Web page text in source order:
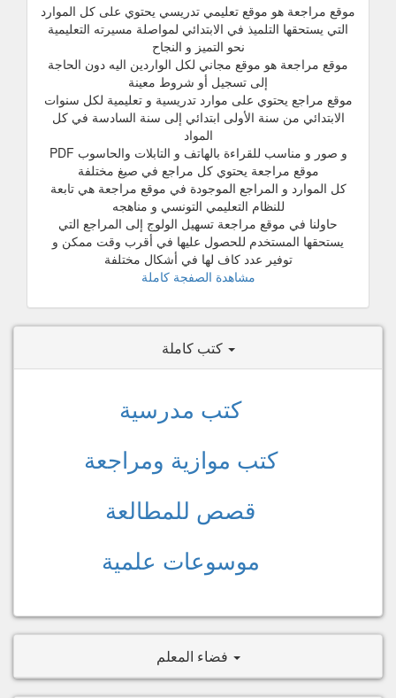
موقع مراجعة هو موقع تعليمي تدريسي يحتوي على كل الموارد
التي يستحقها التلميذ في الابتدائي لمواصلة مسيرته التعليمية
نحو التميز و النجاح
موقع مراجعة هو موقع مجاني لكل الواردين اليه دون الحاجة
إلى تسجيل أو شروط معينة
موقع مراجع يحتوي على موارد تدريسية و تعليمية لكل سنوات
الابتدائي من سنة الأولى ابتدائي إلى سنة السادسة في كل
المواد
و صور و مناسب للقراءة بالهاتف و التابلات والحاسوب PDF
موقع مراجعة يحتوي كل مراجع في صيغ مختلفة
كل الموارد و المراجع الموجودة في موقع مراجعة هي تابعة
للنظام التعليمي التونسي و مناهجه
حاولنا في موقع مراجعة تسهيل الولوج إلى المراجع التي
يستحقها المستخدم للحصول عليها في أقرب وقت ممكن و
توفير عدد كاف لها في أشكال مختلفة
مشاهدة الصفجة كاملة
كتب كاملة
كتب مدرسية
كتب موازية ومراجعة
قصص للمطالعة
موسوعات علمية
فضاء المعلم